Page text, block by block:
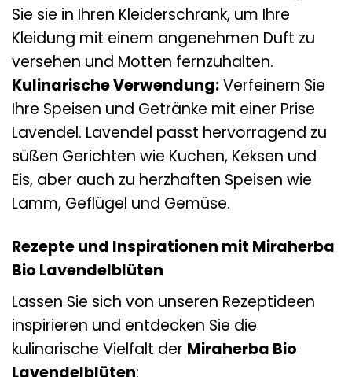
Sie sie in Ihren Kleiderschrank, um Ihre
Kleidung mit einem angenehmen Duft zu
versehen und Motten fernzuhalten.
Kulinarische Verwendung:Verfeinern Sie
Ihre Speisen und Getränke mit einer Prise
Lavendel. Lavendel passt hervorragend zu
süßen Gerichten wie Kuchen, Keksen und
Eis, aber auch zu herzhaften Speisen wie
Lamm, Geflügel und Gemüse.
Rezepte und Inspirationen mit Miraherba
Bio Lavendelblüten
Lassen Sie sich von unseren Rezeptideen
inspirieren und entdecken Sie die
kulinarische Vielfalt der Miraherba Bio
Lavendelblüten: